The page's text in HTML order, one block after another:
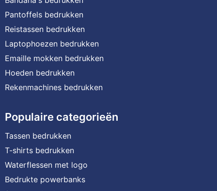
Pantoffels bedrukken
Reistassen bedrukken
Laptophoezen bedrukken
Emaille mokken bedrukken
Hoeden bedrukken
Rekenmachines bedrukken
Populaire categorieën
Tassen bedrukken
T-shirts bedrukken
Waterflessen met logo
Bedrukte powerbanks